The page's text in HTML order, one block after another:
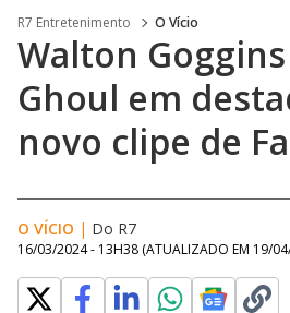
R7 Entretenimento O Vício
Walton
Ghoul em
novo clipe de
O VÍCIO | Do R7
16/03/2024 - 13H38 (ATUALIZADO EM 19/